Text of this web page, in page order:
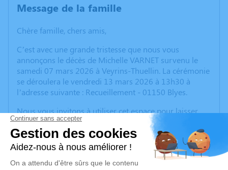
Message de la famille
Chère famille, chers amis,
C’est avec une grande tristesse que nous vous
annonçons le décès de Michelle VARNET survenu le
samedi 07 mars 2026 à Veyrins-Thuellin. La cérémonie
se déroulera le vendredi 13 mars 2026 à 13h30 à
l’adresse suivante : Recueillement - 01150 Blyes.
Nous vous invitons à utiliser cet espace pour laisser
vos condoléances, partager des photos souvenirs, une
anecdote ou exprimer vos pensées à travers des
poèmes ou des textes. Cet endroit est un lieu
d'expression dédié à honorer la mémoire de Michelle
VARNET.